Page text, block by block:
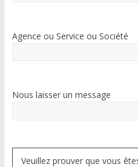
Agence ou Service ou Société
Nous laisser un message
Veuillez prouver que vous